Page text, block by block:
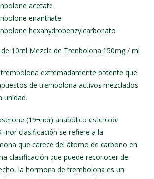
acetate
enanthate
hexahydrobenzylcarbonato
de 10ml Mezcla de Trenbolona 150mg / ml
trembolona extremadamente potente que
de trembolona activos mezclados
unidad.
(19¬nor) anabólico esteroide
clasificación se refiere a la
que carece del átomo de carbono en
clasificación que puede reconocer de
la hormona de trembolona es un